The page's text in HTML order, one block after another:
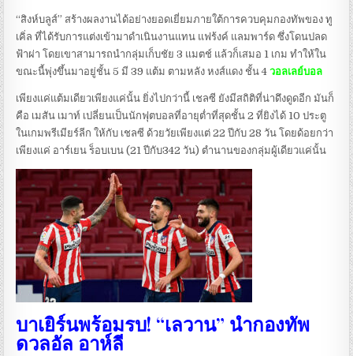
“สิงห์บลูส์” สร้างผลงานได้อย่างยอดเยี่ยมภายใต้การควบคุมกองทัพของ ทู
เคิ่ล ที่ได้รับการแต่งเข้ามาดำเนินงานแทน แฟร้งค์ แลมพาร์ด ซึ่งโดนปลด
ฟ้าผ่า โดยเขาสามารถนำกลุ่มเก็บชัย 3 แมตช์ แล้วก็เสมอ 1 เกม ทำให้ใน
ขณะนี้พุ่งขึ้นมาอยู่ชั้น 5 มี 39 แต้ม ตามหลัง หงส์แดง ชั้น 4วอลเลย์บอล
เพียงแค่แต้มเดียวเพียงแค่นั้น ยิ่งไปกว่านี้ เชลซี ยังมีสถิติที่น่าดึงดูดอีก มันก็
คือ เมสัน เมาท์ เปลี่ยนเป็นนักฟุตบอลที่อายุต่ำที่สุดชั้น 2 ที่ยิงได้ 10 ประตู
ในเกมพรีเมียร์ลีก ให้กับ เชลซี ด้วยวัยเพียงแต่ 22 ปีกับ 28 วัน โดยด้อยกว่า
เพียงแค่ อาร์เยน ร็อบเบน (21 ปีกับ342 วัน) ตำนานของกลุ่มผู้เดียวแค่นั้น
บาเยิร์นพร้อมรบ! “เลวาน” นำกองทัพ
ดวลอัล อาห์ลี